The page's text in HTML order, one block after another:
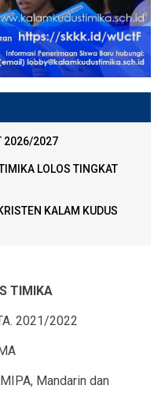
2026/2027
LOLOS TINGKAT
KALAM KUDUS
TIMIKA
2021/2022
Mandarin dan